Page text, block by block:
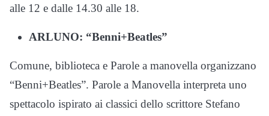
alle 12 e dalle 14.30 alle 18.
ARLUNO: “Benni+Beatles”
Comune, biblioteca e Parole a manovella organizzano
“Benni+Beatles”. Parole a Manovella interpreta uno
spettacolo ispirato ai classici dello scrittore Stefano